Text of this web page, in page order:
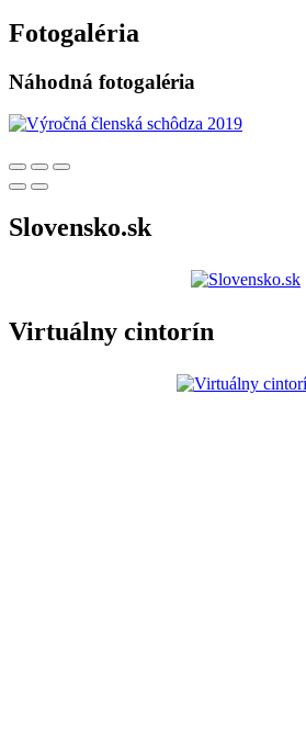
Fotogaléria
Náhodná fotogaléria
Slovensko.sk
Virtuálny cintorín